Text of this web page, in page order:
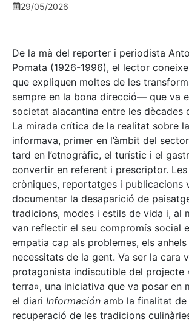
29/05/2026
De la mà del reporter i periodista
Pomata (1926-1996), el lector
que expliquen moltes de les
sempre en la bona direcció— que va
societat alacantina entre les dècades
La mirada crítica de la realitat sobre
informava, primer en l’àmbit del
tard en l’etnogràfic, el turístic i el
convertir en referent i prescriptor. Les
cròniques, reportatges i publicacions
documentar la desaparició de
tradicions, modes i estils de vida i, al
van reflectir el seu compromís social
empatia cap als problemes, els
necessitats de la gent. Va ser la cara
protagonista indiscutible del projecte
terra», una iniciativa que va posar en
el diari Información amb la finalitat
recuperació de les tradicions